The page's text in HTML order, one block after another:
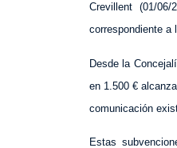
Crevillent (01/
correspondiente a
Desde la
en 1.500 €
comunicación
Estas